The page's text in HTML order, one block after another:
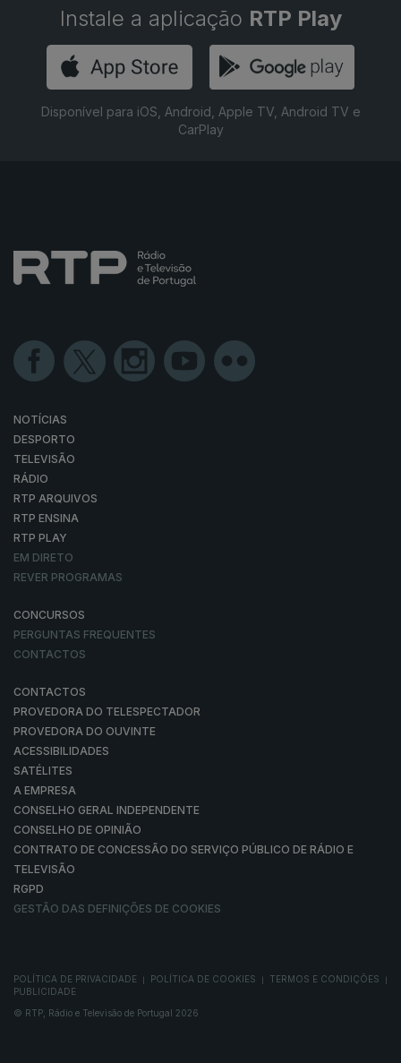
Instale a aplicação RTP Play
Disponível para iOS, Android, Apple TV, Android TV e
CarPlay
NOTÍCIAS
DESPORTO
TELEVISÃO
RÁDIO
RTP ARQUIVOS
RTP ENSINA
RTP PLAY
EM DIRETO
REVER PROGRAMAS
CONCURSOS
PERGUNTAS FREQUENTES
CONTACTOS
CONTACTOS
PROVEDORA DO TELESPECTADOR
PROVEDORA DO OUVINTE
ACESSIBILIDADES
SATÉLITES
A EMPRESA
CONSELHO GERAL INDEPENDENTE
CONSELHO DE OPINIÃO
CONTRATO DE CONCESSÃO DO SERVIÇO PÚBLICO DE RÁDIO E
TELEVISÃO
RGPD
GESTÃO DAS DEFINIÇÕES DE COOKIES
POLÍTICA DE PRIVACIDADE POLÍTICA DE COOKIES TERMOS E CONDIÇÕES
PUBLICIDADE
© RTP, Rádio e Televisão de Portugal 2026